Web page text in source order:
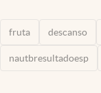
fruta descanso
nautbresultadoesp